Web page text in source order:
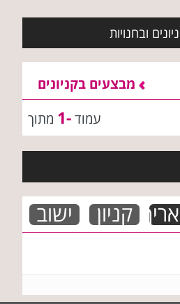
ובחנויות
מבצעים בקניונים
עמוד-1 מתוך
קניון ישוב